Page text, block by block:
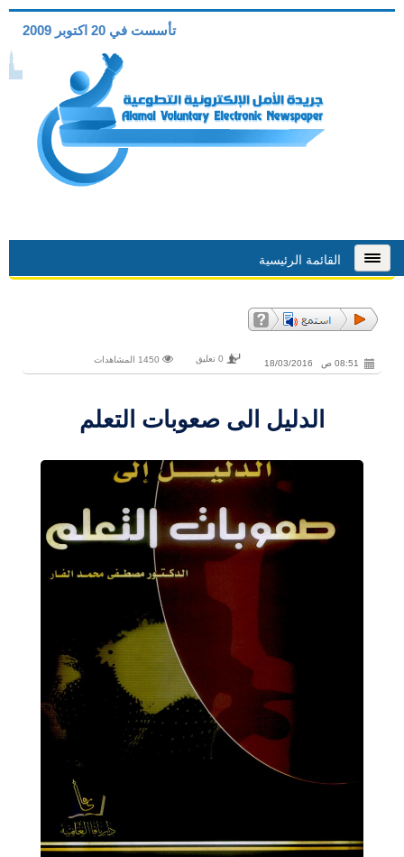
تأسست في 20 اكتوبر 2009
القائمة الرئيسية
08:51 ص 18/03/2016 0 تعليق
الدليل الى صعوبات التعلم